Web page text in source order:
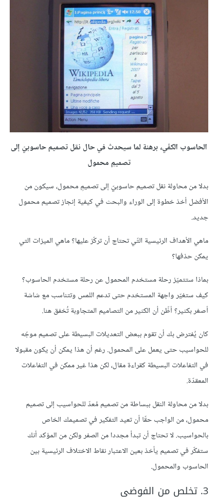
الحاسوب الكفّي، برهنة لما سيحدث في حال نقل تصميم حاسوبيّ إلى
تصميمٍ محمول
بدلا من محاولة نقل تصميم حاسوبيّ إلى تصميمٍ محمول، سيكون من
الأفضل أخذ خطوة إلى الوراء والبحث في كيفية إنجاز تصميم محمول
جديد.
ماهي الأهداف الرئيسية التّي تحتاج أن تركّز عليها؟ ماهي الميزات التي
يمكن حذفها؟
بماذا ستتميّز رحلة مستخدم المحمول عن رحلة مستخدم الحاسوب؟
كيف ستغيّر واجهة المستخدم حتى تدعم اللمس وتتناسب مع شاشة
أصغر بكثير؟ أظّن أن الكثير من التصاميم المتجاوبة تُخفق هنا.
كان يُفترض بك أن تقوم ببعض التعديلات البسيطة على تصميم موجّه
للحواسيب حتى يعمل على المحمول. رغم أن هذا يمكن أن يكون مقبولا
في التفاعلات البسيطة كقراءة مقال، لكن هذا غير ممكن في التفاعلات
المعقدّة.
بدلا من محاولة النقل ببساطة من تصميم مُعدّ للحواسيب إلى تصميم
محمول، من الواجب حقّا أن تعيد التفكير في تصميمك الخاص
بالحواسيب. لا تحتاج أن تبدأ مجددا من الصفر ولكن من المؤكد أنك
ستفكّر في تصميم يأخذ بعين الاعتبار نقاط الاختلاف الرئيسية بين
الحاسوب والمحمول.
3. تخلص من الفوضى